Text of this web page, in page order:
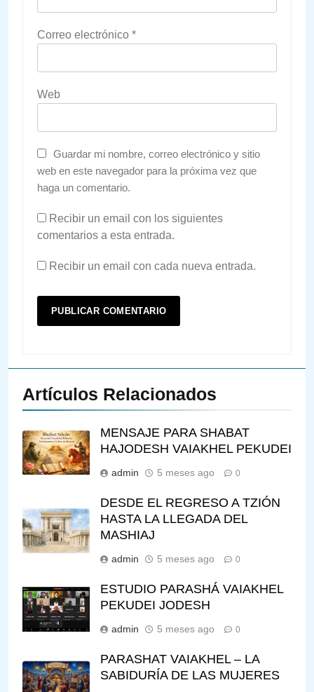
Correo electrónico *
Web
Guardar mi nombre, correo electrónico y sitio
web en este navegador para la próxima vez que
haga un comentario.
Recibir un email con los siguientes
comentarios a esta entrada.
Recibir un email con cada nueva entrada.
Artículos Relacionados
MENSAJE PARA SHABAT
HAJODESH VAIAKHEL PEKUDEI
admin 5 meses ago 0
DESDE EL REGRESO A TZIÓN
HASTA LA LLEGADA DEL
MASHIAJ
admin 5 meses ago 0
ESTUDIO PARASHÁ VAIAKHEL
PEKUDEI JODESH
admin 5 meses ago 0
PARASHAT VAIAKHEL – LA
SABIDURÍA DE LAS MUJERES